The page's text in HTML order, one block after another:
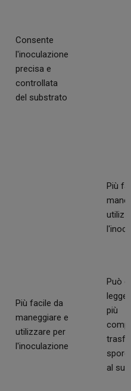
Consente
l'inoculazione
precisa e
controllata
del substrato
Più
Più facile da
maneggiare e
utilizzare per
l'inoculazione
Può
più
spore
al